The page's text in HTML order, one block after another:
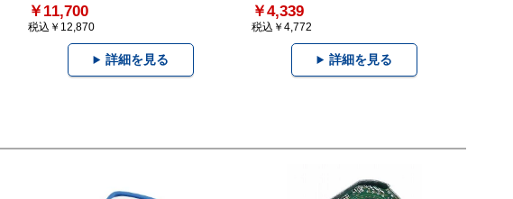
￥11,700
税込￥12,870
詳細を見る
￥4,339
税込￥4,772
詳細を見る